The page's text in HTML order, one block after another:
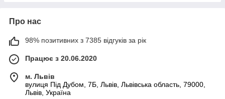
Про нас
98% позитивних з 7385 відгуків за рік
Працює з 20.06.2020
м. Львів
вулиця Під Дубом, 7Б, Львів, Львівська область, 79000,
Львів, Україна